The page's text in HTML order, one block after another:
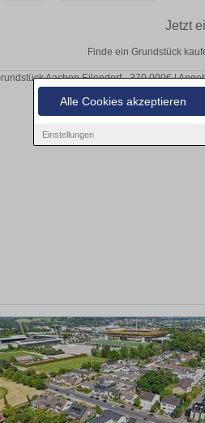
Alle Cookies akzeptieren
Einstellungen
Jetzt
Finde ein Grundstück